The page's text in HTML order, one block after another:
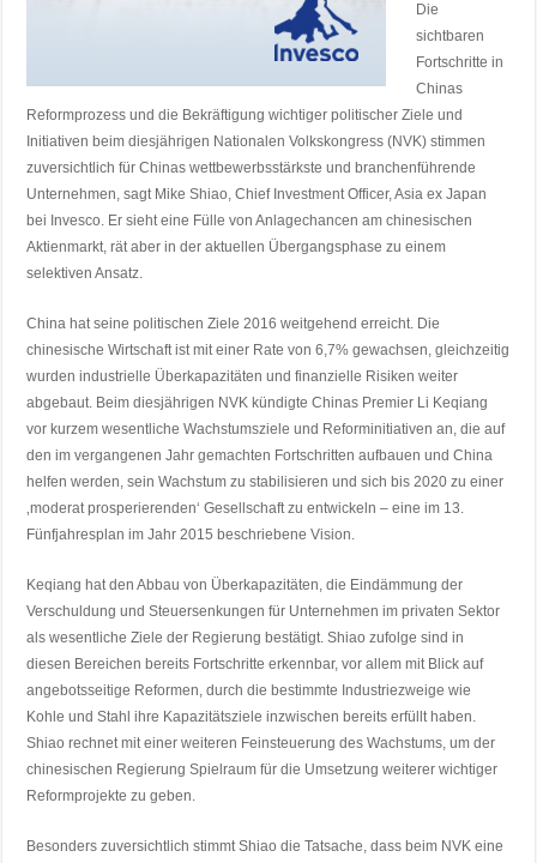
Die
sichtbaren
Fortschritte in
Chinas
Reformprozess und die Bekräftigung wichtiger politischer Ziele und
Initiativen beim diesjährigen Nationalen Volkskongress (NVK) stimmen
zuversichtlich für Chinas wettbewerbsstärkste und branchenführende
Unternehmen, sagt Mike Shiao, Chief Investment Officer, Asia ex Japan
bei Invesco. Er sieht eine Fülle von Anlagechancen am chinesischen
Aktienmarkt, rät aber in der aktuellen Übergangsphase zu einem
selektiven Ansatz.
China hat seine politischen Ziele 2016 weitgehend erreicht. Die
chinesische Wirtschaft ist mit einer Rate von 6,7% gewachsen, gleichzeitig
wurden industrielle Überkapazitäten und finanzielle Risiken weiter
abgebaut. Beim diesjährigen NVK kündigte Chinas Premier Li Keqiang
vor kurzem wesentliche Wachstumsziele und Reforminitiativen an, die auf
den im vergangenen Jahr gemachten Fortschritten aufbauen und China
helfen werden, sein Wachstum zu stabilisieren und sich bis 2020 zu einer
‚moderat prosperierenden‘ Gesellschaft zu entwickeln – eine im 13.
Fünfjahresplan im Jahr 2015 beschriebene Vision.
Keqiang hat den Abbau von Überkapazitäten, die Eindämmung der
Verschuldung und Steuersenkungen für Unternehmen im privaten Sektor
als wesentliche Ziele der Regierung bestätigt. Shiao zufolge sind in
diesen Bereichen bereits Fortschritte erkennbar, vor allem mit Blick auf
angebotsseitige Reformen, durch die bestimmte Industriezweige wie
Kohle und Stahl ihre Kapazitätsziele inzwischen bereits erfüllt haben.
Shiao rechnet mit einer weiteren Feinsteuerung des Wachstums, um der
chinesischen Regierung Spielraum für die Umsetzung weiterer wichtiger
Reformprojekte zu geben.
Besonders zuversichtlich stimmt Shiao die Tatsache, dass beim NVK eine